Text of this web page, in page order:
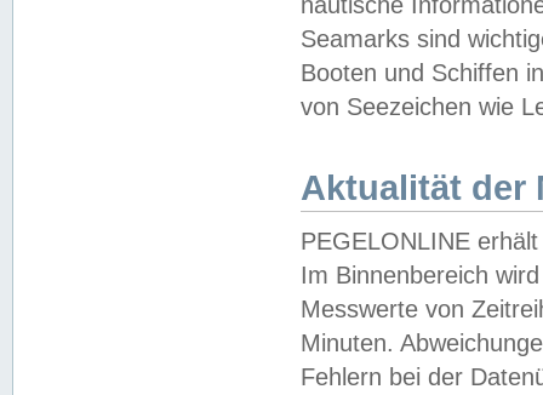
Seamarks sind
Booten und Schiffen
von Seezeichen wie
Aktualität der
PEGELONLINE
Im Binnenbereich
Messwerte von
Minuten.
Fehlern bei der